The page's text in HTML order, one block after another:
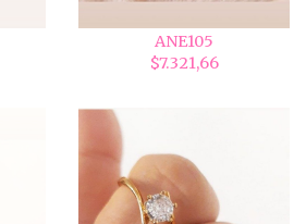
ANE105
$7.321,66